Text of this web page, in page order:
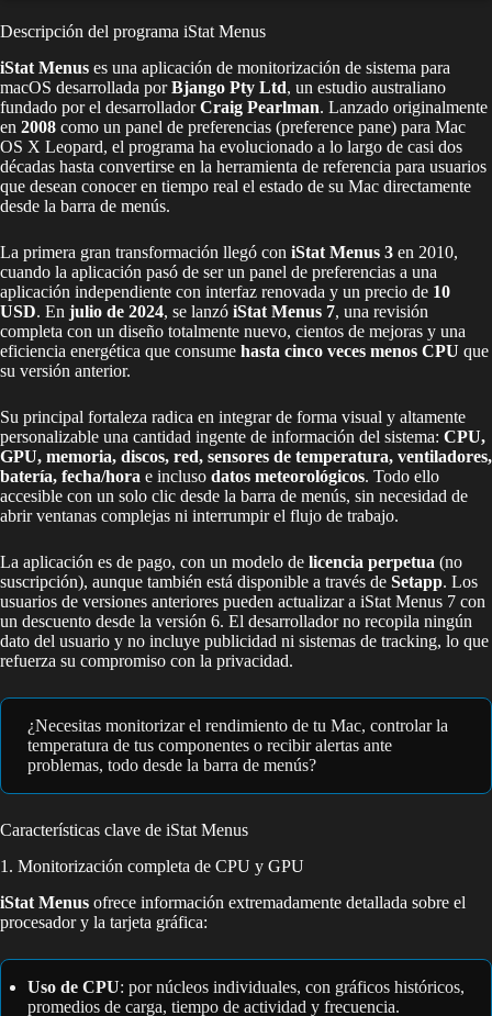
Descripción del programa iStat Menus
iStat Menus es una aplicación de monitorización de sistema para
macOS desarrollada porBjango Pty Ltd, un estudio australiano
fundado por el desarrolladorCraig Pearlman. Lanzado originalmente
en 2008 como un panel de preferencias (preference pane) para Mac
OS X Leopard, el programa ha evolucionado a lo largo de casi dos
décadas hasta convertirse en la herramienta de referencia para usuarios
que desean conocer en tiempo real el estado de su Mac directamente
desde la barra de menús.
La primera gran transformación llegó con iStat Menus 3 en 2010,
cuando la aplicación pasó de ser un panel de preferencias a una
aplicación independiente con interfaz renovada y un precio de 10
USD. En julio de 2024, se lanzó iStat Menus 7, una revisión
completa con un diseño totalmente nuevo, cientos de mejoras y una
eficiencia energética que consume hasta cinco veces menos CPU que
su versión anterior.
Su principal fortaleza radica en integrar de forma visual y altamente
personalizable una cantidad ingente de información del sistema: CPU,
GPU, memoria, discos, red, sensores de temperatura, ventiladores,
batería, fecha/hora e incluso datos meteorológicos. Todo ello
accesible con un solo clic desde la barra de menús, sin necesidad de
abrir ventanas complejas ni interrumpir el flujo de trabajo.
La aplicación es de pago, con un modelo de licencia perpetua (no
suscripción), aunque también está disponible a través de Setapp. Los
usuarios de versiones anteriores pueden actualizar a iStat Menus 7 con
un descuento desde la versión 6. El desarrollador no recopila ningún
dato del usuario y no incluye publicidad ni sistemas de tracking, lo que
refuerza su compromiso con la privacidad.
¿Necesitas monitorizar el rendimiento de tu Mac, controlar la
temperatura de tus componentes o recibir alertas ante
problemas, todo desde la barra de menús?
Características clave de iStat Menus
1. Monitorización completa de CPU y GPU
iStat Menus ofrece información extremadamente detallada sobre el
procesador y la tarjeta gráfica:
Uso de CPU: por núcleos individuales, con gráficos históricos,
promedios de carga, tiempo de actividad y frecuencia.